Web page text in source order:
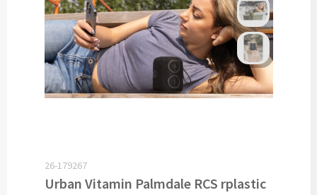
Kantoor artikelen
Agenda's bedrukken
Bureau onderleggers bedrukken
Muismatten bedrukken
26-179267
Urban Vitamin Palmdale RCS rplastic